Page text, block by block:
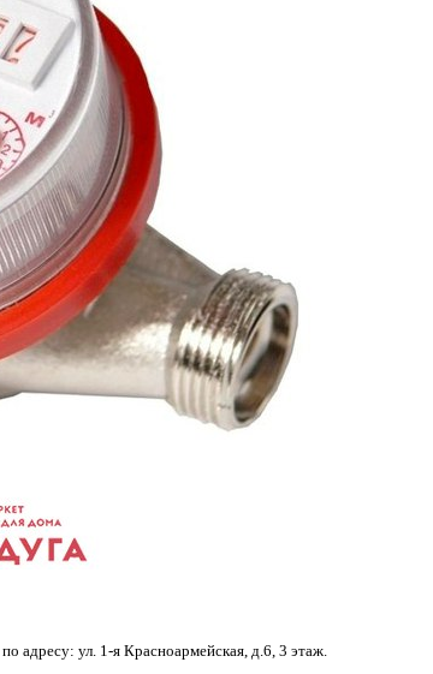
адресу: ул. 1-я Красноармейская, д.6, 3 этаж.